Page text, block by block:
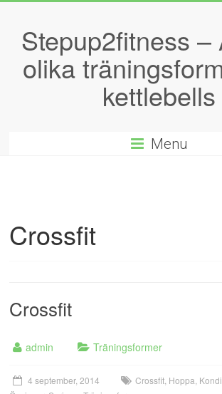
Stepup2fitness –
olika
kettlebells
Menu
Crossfit
Crossfit
admin Träningsformer
4 september, 2014 Crossfit Hoppa